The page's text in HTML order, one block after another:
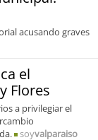
acusando graves
el
Flores
a privilegiar el
soyvalparaiso